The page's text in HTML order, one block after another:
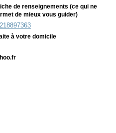
de renseignements (ce qui ne
de mieux vous guider)
à votre domicile